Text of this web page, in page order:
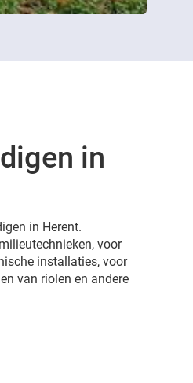
in
in Herent.
voor
installaties, voor
van riolen en andere